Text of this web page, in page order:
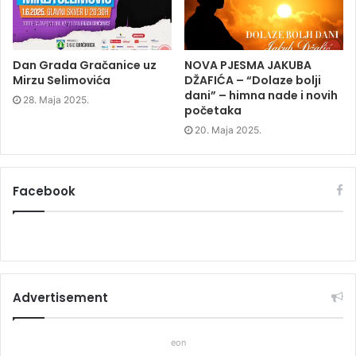
Dan Grada Gračanice uz
Mirzu Selimovića
28. Maja 2025.
NOVA PJESMA JAKUBA
DŽAFIĆA – “Dolaze bolji
dani” – himna nade i novih
početaka
20. Maja 2025.
Facebook
Advertisement
eon